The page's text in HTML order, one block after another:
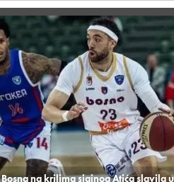
Bosna na krilima sjajnog Atića slavila u